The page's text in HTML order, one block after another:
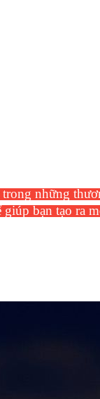
những
bạn tạo ra